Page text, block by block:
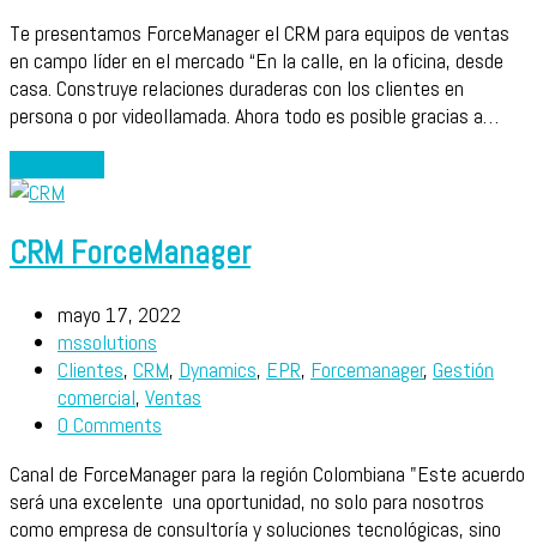
Te presentamos ForceManager el CRM para equipos de ventas
en campo líder en el mercado “En la calle, en la oficina, desde
casa. Construye relaciones duraderas con los clientes en
persona o por videollamada. Ahora todo es posible gracias a…
CRM ForceManager
mayo 17, 2022
mssolutions
Clientes, CRM, Dynamics, EPR, Forcemanager, Gestión
comercial, Ventas
0 Comments
Canal de ForceManager para la región Colombiana "Este acuerdo
será una excelente una oportunidad, no solo para nosotros
como empresa de consultoría y soluciones tecnológicas, sino